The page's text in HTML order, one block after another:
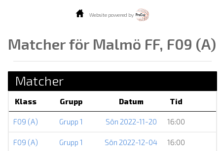
Website powered by
Matcher för Malmö FF, F09 (A)
Matcher
Klass Grupp Datum Tid
F09 (A) Grupp 1 Sön 2022-11-20 16:00
F09 (A) Grupp 1 Sön 2022-12-04 16:00